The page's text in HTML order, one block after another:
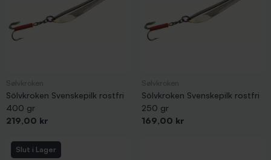
Sölvkroken Svenskepilk rostfri
400 gr
Pris
219,00 kr
Sölvkroken Svenskepilk rostfri
250 gr
Pris
169,00 kr
Slut i Lager